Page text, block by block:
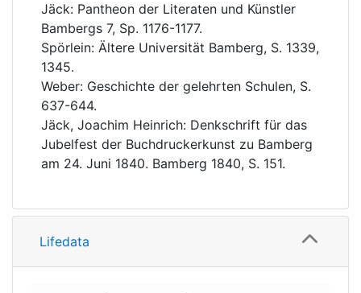
Jäck: Pantheon der Literaten und Künstler
Bambergs 7, Sp. 1176-1177.
Spörlein: Ältere Universität Bamberg, S. 1339,
1345.
Weber: Geschichte der gelehrten Schulen, S.
637-644.
Jäck, Joachim Heinrich: Denkschrift für das
Jubelfest der Buchdruckerkunst zu Bamberg
am 24. Juni 1840. Bamberg 1840, S. 151.
Lifedata